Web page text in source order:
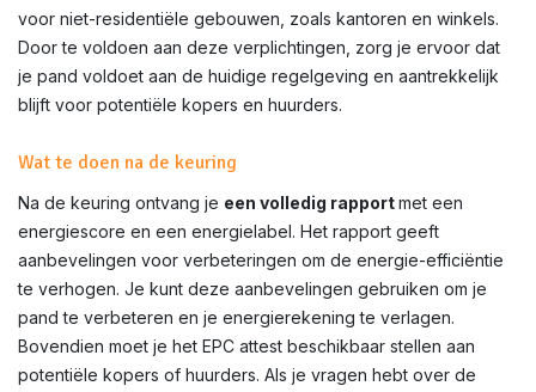
voor niet-residentiële gebouwen, zoals kantoren en winkels.
Door te voldoen aan deze verplichtingen, zorg je ervoor dat
je pand voldoet aan de huidige regelgeving en aantrekkelijk
blijft voor potentiële kopers en huurders.
Wat te doen na de keuring
Na de keuring ontvang je een volledig rapportmet een
energiescore en een energielabel. Het rapport geeft
aanbevelingen voor verbeteringen om de energie-efficiëntie
te verhogen. Je kunt deze aanbevelingen gebruiken om je
pand te verbeteren en je energierekening te verlagen.
Bovendien moet je het EPC attest beschikbaar stellen aan
potentiële kopers of huurders. Als je vragen hebt over de